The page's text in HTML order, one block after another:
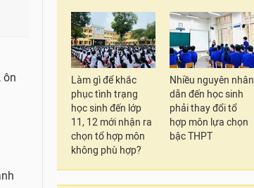
ôn
Làm gì để khắc
phục tình trạng
học sinh đến lớp
11, 12 mới nhận ra
chọn tổ hợp môn
không phù hợp?
Nhiều nguyên nhân
dẫn đến học sinh
phải thay đổi tổ
hợp môn lựa chọn
bậc THPT